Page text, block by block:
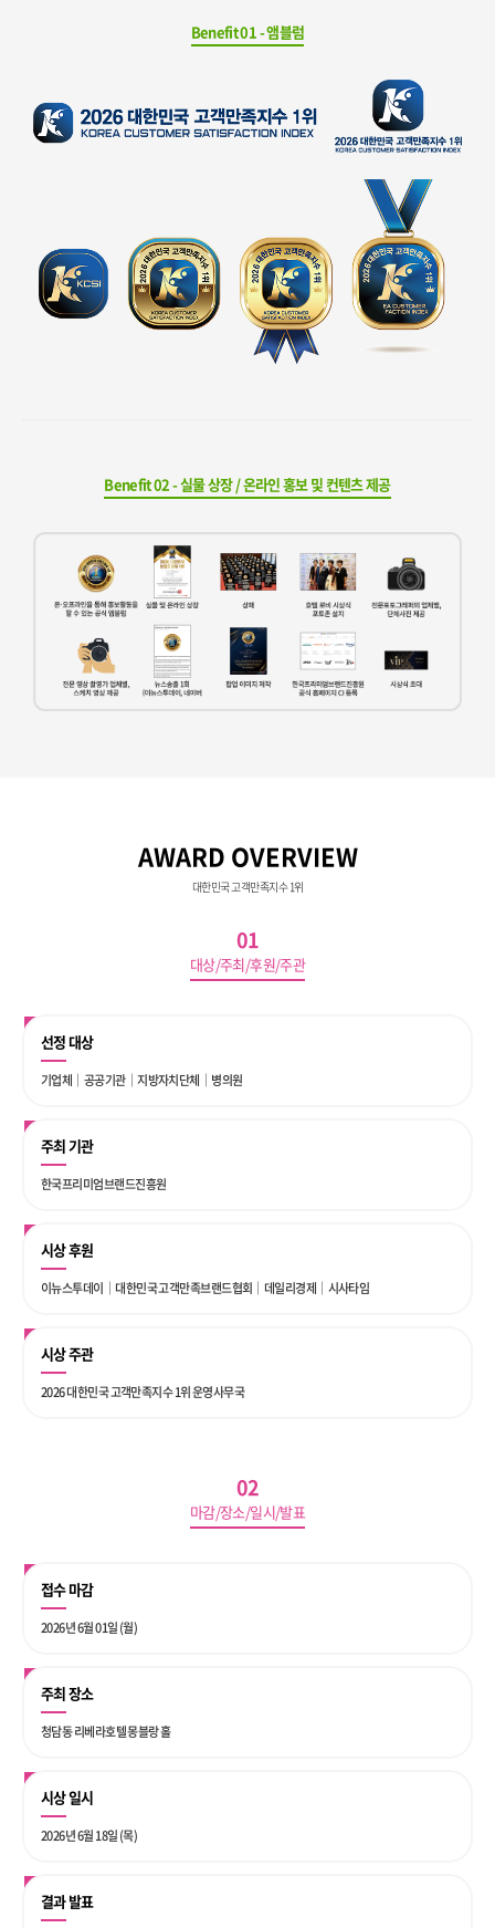
Benefit 01 - 앰블럼
Benefit 02 - 실물 상장 / 온라인 홍보 및 컨텐츠 제공
AWARD OVERVIEW
대한민국 고객만족지수 1위
01
대상/주최/후원/주관
선정 대상
기업체｜공공기관｜지방자치단체｜병의원
주최 기관
한국프리미엄브랜드진흥원
시상 후원
이뉴스투데이｜대한민국 고객만족브랜드협회｜데일리경제｜시사타임
시상 주관
2026 대한민국 고객만족지수 1위 운영사무국
02
마감/장소/일시/발표
접수 마감
2026년 6월 01일 (월)
주최 장소
청담동 리베라호텔 몽블랑 홀
시상 일시
2026년 6월 18일 (목)
결과 발표